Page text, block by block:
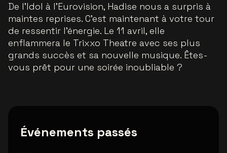
De l'Idol à l'Eurovision, Hadise nous a surpris à
maintes reprises. C'est maintenant à votre tour
de ressentir l'énergie. Le 11 avril, elle
enflammera le Trixxo Theatre avec ses plus
grands succès et sa nouvelle musique. Êtes-
vous prêt pour une soirée inoubliable ?
Événements passés